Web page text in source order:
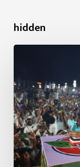
hidden